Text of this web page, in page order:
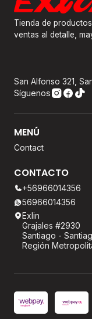
Tienda de
ventas al detalle,
San Alfonso 321,
Síguenos
MENÚ
Contact
CONTACTO
+56966014356
56966014356
Exlin
Grajales #2930
Santiago -
Región